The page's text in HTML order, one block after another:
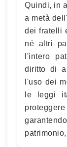
Quindi, in
a metà
dei fratelli
né altri
l'intero
diritto di
l'uso dei
le leggi